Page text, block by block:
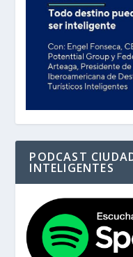
PODCAST
INTELIGENTES